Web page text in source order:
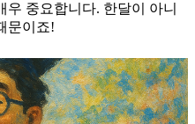
중요합니다. 한달이 아니
문이죠!